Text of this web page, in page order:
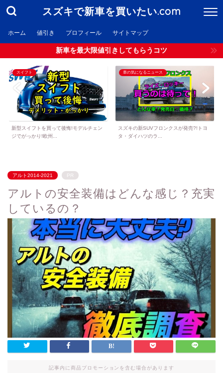
スズキで新車を買いたい.com
ホーム 値引き プロフィール サイトマップ
新車を最大限値引きしてもらうコツ
スイフト
新型スイフトを買って後悔!モデルチェン
ジでがっかり!欧州...
車の気になるニュース
スズキの新SUVフロンクスが発売?!トヨ
タ・ダイハツのラ...
アルト2014-2021 PR
アルトの安全装備はどんな感じ？充実
しているの？
記事内に商品プロモーションを含む場合があります